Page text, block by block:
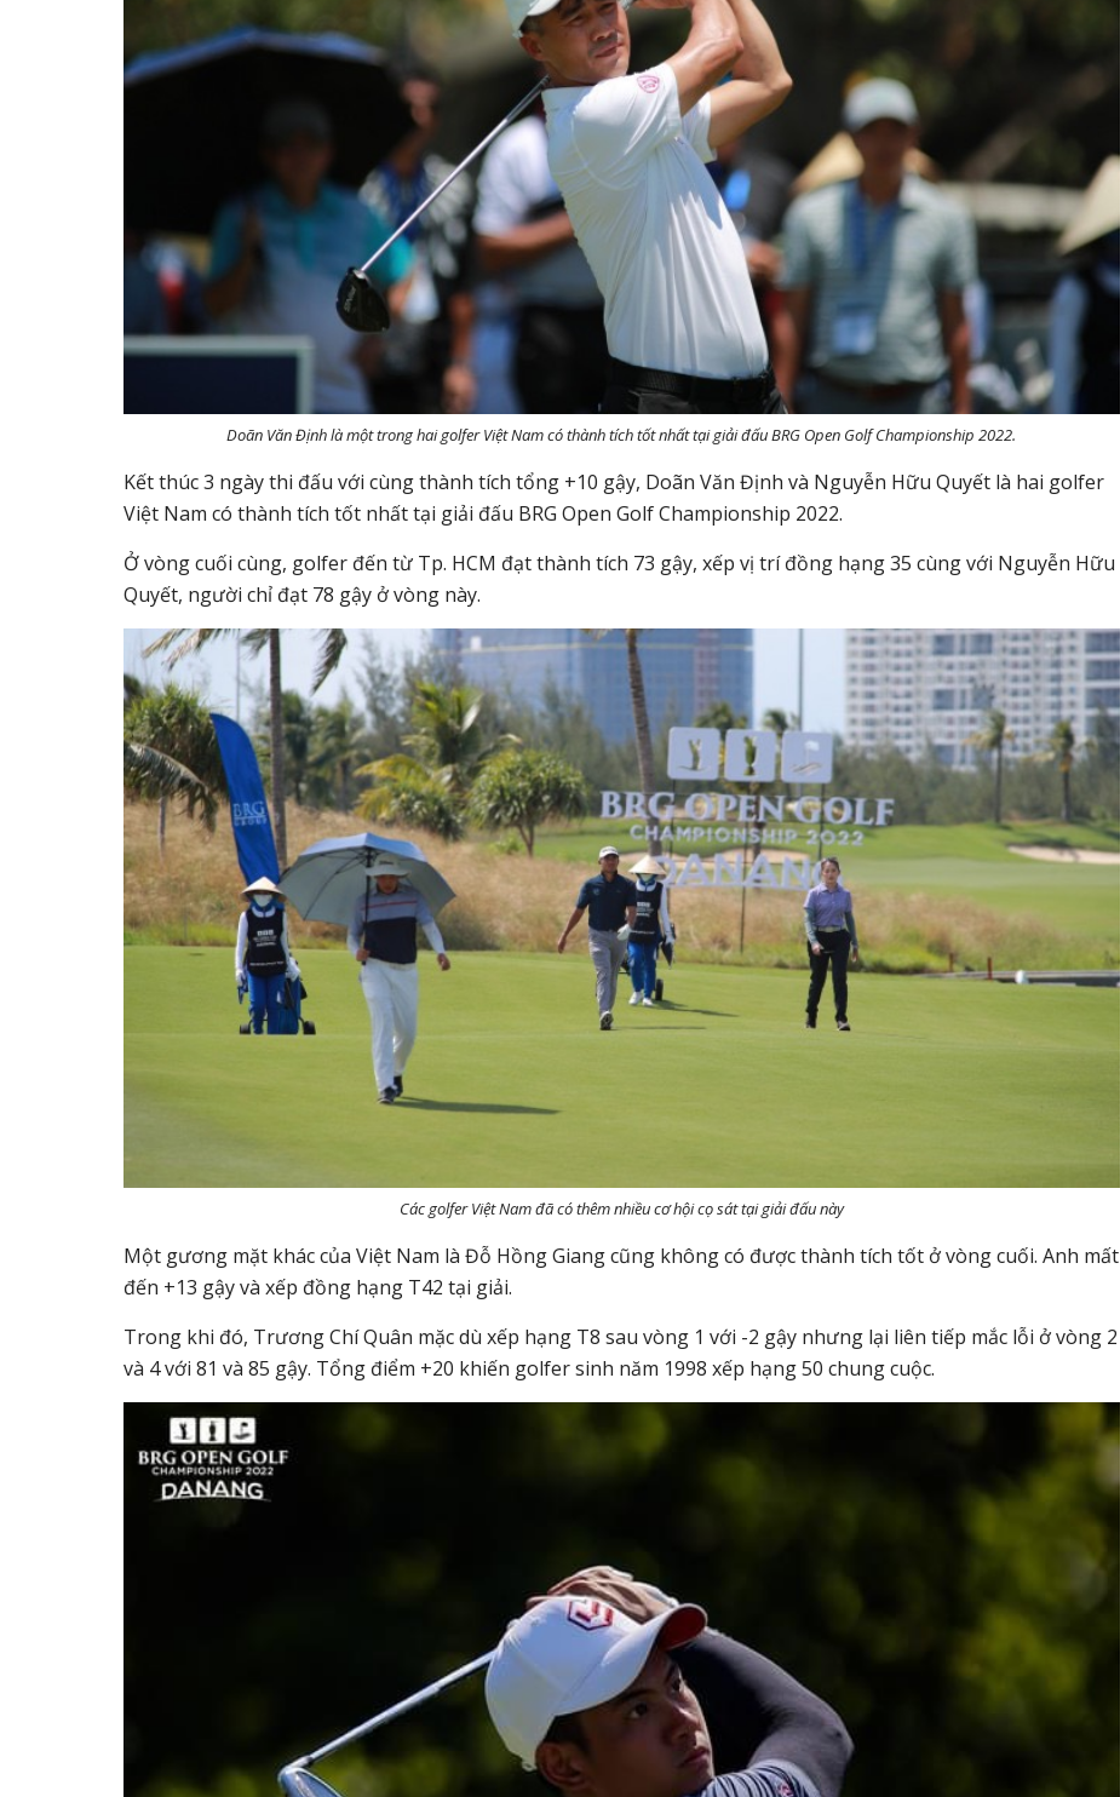
Doãn Văn Định là một trong hai golfer Việt Nam có thành tích tốt nhất tại giải đấu BRG Open Golf Championship 2022.
Kết thúc 3 ngày thi đấu với cùng thành tích tổng +10 gậy, Doãn Văn Định và Nguyễn Hữu Quyết là hai golfer
Việt Nam có thành tích tốt nhất tại giải đấu BRG Open Golf Championship 2022.
Ở vòng cuối cùng, golfer đến từ Tp. HCM đạt thành tích 73 gậy, xếp vị trí đồng hạng 35 cùng với Nguyễn Hữu
Quyết, người chỉ đạt 78 gậy ở vòng này.
Các golfer Việt Nam đã có thêm nhiều cơ hội cọ sát tại giải đấu này
Một gương mặt khác của Việt Nam là Đỗ Hồng Giang cũng không có được thành tích tốt ở vòng cuối. Anh mất
đến +13 gậy và xếp đồng hạng T42 tại giải.
Trong khi đó, Trương Chí Quân mặc dù xếp hạng T8 sau vòng 1 với -2 gậy nhưng lại liên tiếp mắc lỗi ở vòng 2
và 4 với 81 và 85 gậy. Tổng điểm +20 khiến golfer sinh năm 1998 xếp hạng 50 chung cuộc.